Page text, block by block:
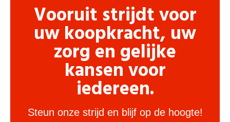
Vooruit strijdt voor
uw koopkracht, uw
zorg en gelijke
kansen voor
iedereen.
Steun onze strijd en blijf op de hoogte!